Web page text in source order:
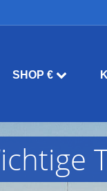
SHOP €